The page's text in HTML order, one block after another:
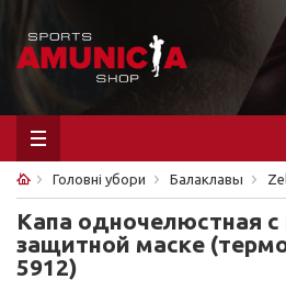
Головні убори Балаклавы
Капа одночелюстная
защитной маске
5912)